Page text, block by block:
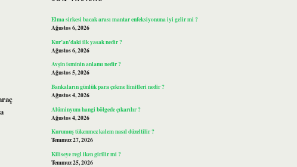
Elma sirkesi bacak arası mantar enfeksiyonuna iyi gelir mi ?
Ağustos 6, 2026
Kur’an’daki ilk yasak nedir ?
Ağustos 6, 2026
Avşin isminin anlamı nedir ?
Ağustos 5, 2026
Bankaların günlük para çekme limitleri nedir ?
Ağustos 4, 2026
Alüminyum hangi bölgede çıkarılır ?
Ağustos 4, 2026
Kurumuş tükenmez kalem nasıl düzeltilir ?
Temmuz 27, 2026
Kiliseye regl iken girilir mi ?
Temmuz 25, 2026